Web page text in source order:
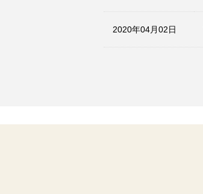
2020年04月02日